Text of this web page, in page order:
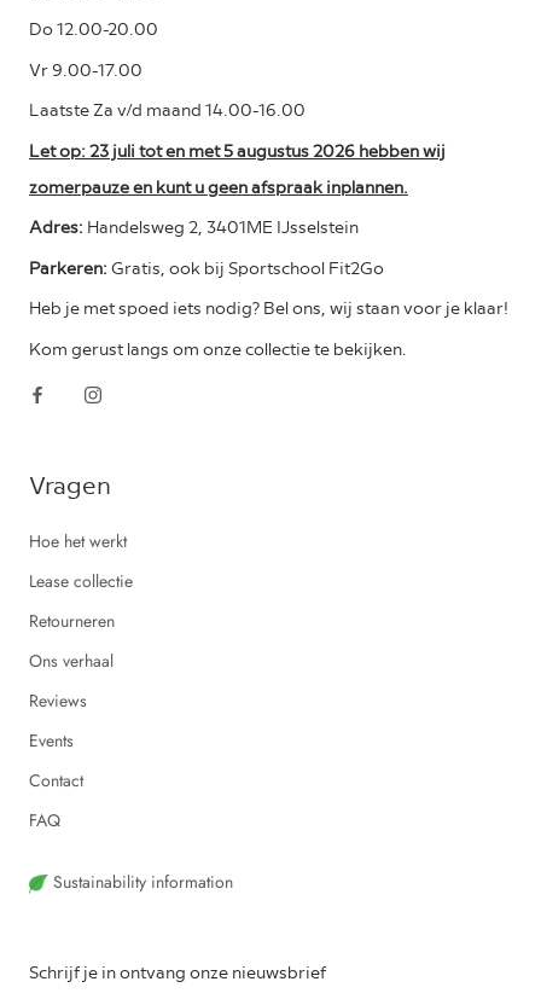
Do 12.00-20.00
Vr 9.00-17.00
Laatste Za v/d maand 14.00-16.00
Let op: 23 juli tot en met 5 augustus 2026 hebben wij
zomerpauze en kunt u geen afspraak inplannen.
Adres: Handelsweg 2, 3401ME IJsselstein
Parkeren: Gratis, ook bij Sportschool Fit2Go
Heb je met spoed iets nodig? Bel ons, wij staan voor je klaar!
Kom gerust langs om onze collectie te bekijken.
Vragen
Hoe het werkt
Lease collectie
Retourneren
Ons verhaal
Reviews
Events
Contact
FAQ
Sustainability information
Schrijf je in ontvang onze nieuwsbrief